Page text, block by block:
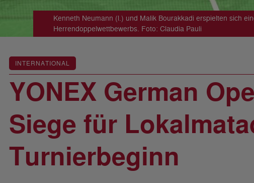
Kenneth Neumann (l.) und Malik Bourakkadi erspielten sich
Herrendoppelwettbewerbs. Foto: Claudia Pauli
INTERNATIONAL
YONEX German
Siege für
Turnierbeginn